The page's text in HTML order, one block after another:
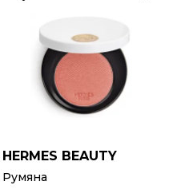
HERMES BEAUTY
Румяна